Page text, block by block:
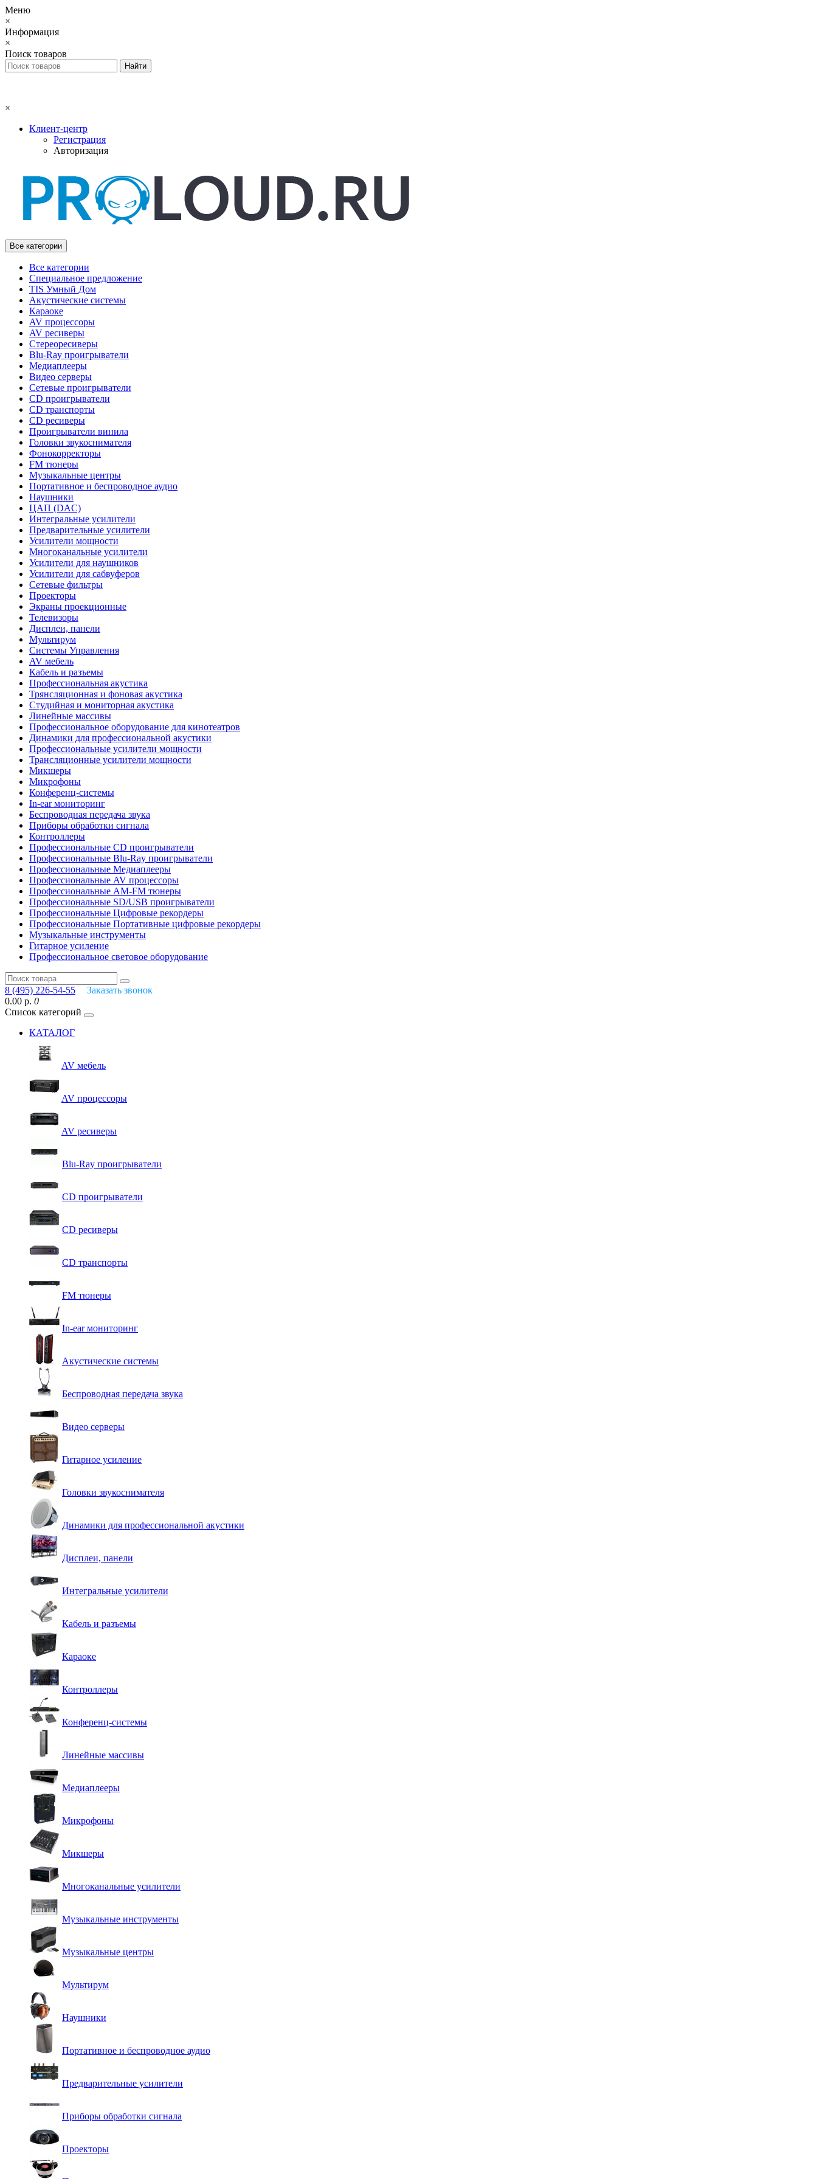
Меню
×
Информация
×
Поиск товаров
×
Клиент-центр
Регистрация
Авторизация
Все категории
Все категории
Специальное предложение
TIS Умный Дом
Акустические системы
Караоке
AV процессоры
AV ресиверы
Стереоресиверы
Blu-Ray проигрыватели
Медиаплееры
Видео серверы
Сетевые проигрыватели
CD проигрыватели
CD транспорты
CD ресиверы
Проигрыватели винила
Головки звукоснимателя
Фонокорректоры
FM тюнеры
Музыкальные центры
Портативное и беспроводное аудио
Наушники
ЦАП (DAC)
Интегральные усилители
Предварительные усилители
Усилители мощности
Многоканальные усилители
Усилители для наушников
Усилители для сабвуферов
Сетевые фильтры
Проекторы
Экраны проекционные
Телевизоры
Дисплеи, панели
Мультирум
Системы Управления
AV мебель
Кабель и разъемы
Профессиональная акустика
Трянсляционная и фоновая акустика
Студийная и мониторная акустика
Линейные массивы
Профессиональное оборудование для кинотеатров
Динамики для профессиональной акустики
Профессиональные усилители мощности
Трансляционные усилители мощности
Микшеры
Микрофоны
Конференц-системы
In-ear мониторинг
Беспроводная передача звука
Приборы обработки сигнала
Контроллеры
Профессиональные СD проигрыватели
Профессиональные Blu-Ray проигрыватели
Профессиональные Медиаплееры
Профессиональные AV процессоры
Профессиональные AM-FM тюнеры
Профессиональные SD/USB проигрыватели
Профессиональные Цифровые рекордеры
Профессиональные Портативные цифровые рекордеры
Музыкальные инструменты
Гитарное усиление
Профессиональное световое оборудование
8 (495) 226-54-55
Заказать звонок
0.00 р. 0
Список категорий
КАТАЛОГ
AV мебель
AV процессоры
AV ресиверы
Blu-Ray проигрыватели
CD проигрыватели
CD ресиверы
CD транспорты
FM тюнеры
In-ear мониторинг
Акустические системы
Беспроводная передача звука
Видео серверы
Гитарное усиление
Головки звукоснимателя
Динамики для профессиональной акустики
Дисплеи, панели
Интегральные усилители
Кабель и разъемы
Караоке
Контроллеры
Конференц-системы
Линейные массивы
Медиаплееры
Микрофоны
Микшеры
Многоканальные усилители
Музыкальные инструменты
Музыкальные центры
Мультирум
Наушники
Портативное и беспроводное аудио
Предварительные усилители
Приборы обработки сигнала
Проекторы